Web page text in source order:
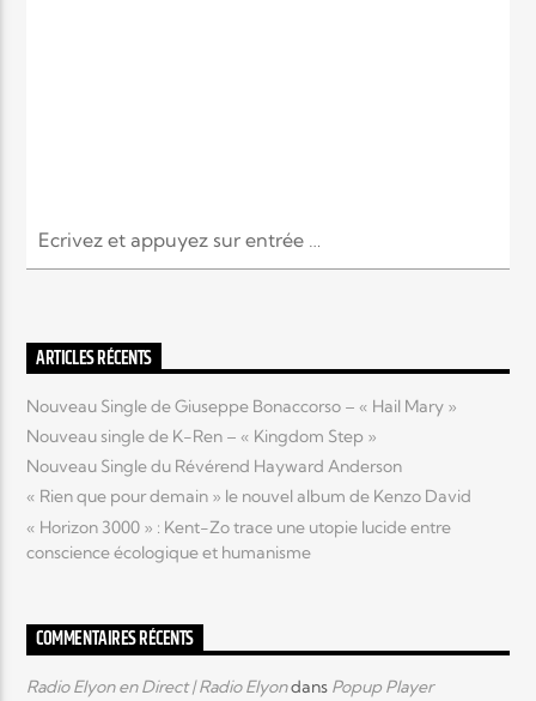
ARTICLES RÉCENTS
Nouveau Single de Giuseppe Bonaccorso – « Hail Mary »
Nouveau single de K-Ren – « Kingdom Step »
Nouveau Single du Révérend Hayward Anderson
« Rien que pour demain » le nouvel album de Kenzo David
« Horizon 3000 » : Kent-Zo trace une utopie lucide entre
conscience écologique et humanisme
COMMENTAIRES RÉCENTS
Radio Elyon en Direct | Radio Elyondans Popup Player